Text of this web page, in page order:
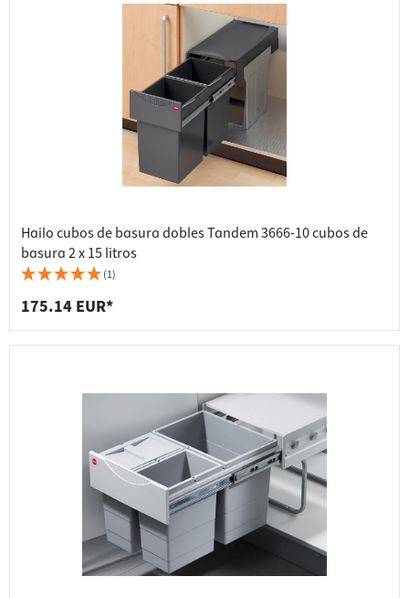
Hailo cubos de basura dobles Tandem 3666-10 cubos de
basura 2 x 15 litros
(1)
175.14 EUR*